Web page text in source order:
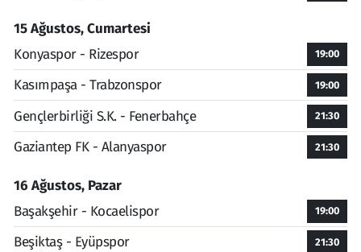
15 Ağustos, Cumartesi
Konyaspor - Rizespor
19:00
Kasımpaşa - Trabzonspor 19:00
Gençlerbirliği S.K. - Fenerbahçe 21:30
Gaziantep FK - Alanyaspor 21:30
16 Ağustos, Pazar
Başakşehir - Kocaelispor
19:00
Beşiktaş - Eyüpspor 21:30